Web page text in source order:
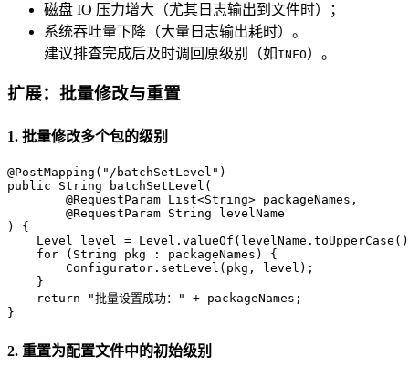
磁盘 IO 压力增大（尤其日志输出到文件时）；
系统吞吐量下降（大量日志输出耗时）。
建议排查完成后及时调回原级别（如 INFO）。
扩展：批量修改与重置
1. 批量修改多个包的级别
@PostMapping("/batchSetLevel")
public String batchSetLevel (
@RequestParam List<String> packageNames,
@RequestParam String levelName
)
{
Level
level =
for (String pkg : packageNames) {
        Configurator.setLevel(pkg, level);
    }
return
"批量设置成功："
+ packageNames;
}
2. 重置为配置文件中的初始级别